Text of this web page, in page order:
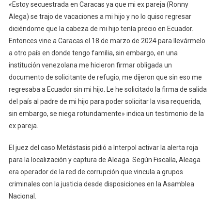
«Estoy secuestrada en Caracas ya que mi ex pareja (Ronny
Alega) se trajo de vacaciones a mi hijo y no lo quiso regresar
diciéndome que la cabeza de mi hijo tenía precio en Ecuador.
Entonces vine a Caracas el 18 de marzo de 2024 para llevármelo
a otro país en donde tengo familia, sin embargo, en una
institución venezolana me hicieron firmar obligada un
documento de solicitante de refugio, me dijeron que sin eso me
regresaba a Ecuador sin mi hijo. Le he solicitado la firma de salida
del país al padre de mi hijo para poder solicitar la visa requerida,
sin embargo, se niega rotundamente» indica un testimonio de la
ex pareja.
El juez del caso Metástasis pidió a Interpol activar la alerta roja
para la localización y captura de Aleaga. Según Fiscalía, Aleaga
era operador de la red de corrupción que vincula a grupos
criminales con la justicia desde disposiciones en la Asamblea
Nacional.